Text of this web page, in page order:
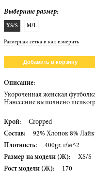
Выберите размер:
XS/S M/L
Размерная сетка и как измерить
Описание:
Укороченная женская
Нанесение выполнено
Крой:
Cropped
Состав:
92% Хлопок 8%
Плотность:
400gr. г/м^2
Размер на модели (Ж):
XS/S
Рост модели (Ж):
170